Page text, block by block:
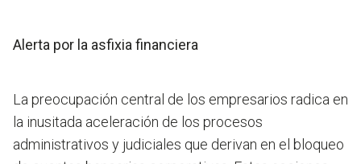
Alerta por la asfixia financiera
La preocupación central de los empresarios radica en
la inusitada aceleración de los procesos
administrativos y judiciales que derivan en el bloqueo